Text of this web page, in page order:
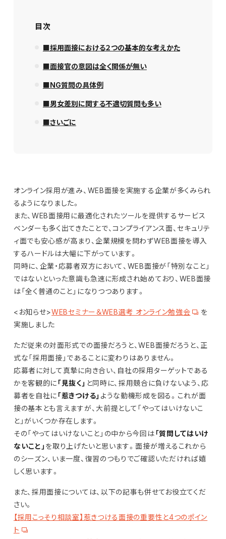
目次
■採用面接における２つの基本的な考えかた
■面接官の意図は全く関係が無い
■NG質問の具体例
■男女差別に関する不適切質問も多い
■さいごに
オンライン採用が進み、WEB面接を実施する企業が多くみられ
るようになりました。
また、WEB面接用に最適化されたツールを提供するサービス
ベンダーも多く出てきたことで、コンプライアンス面、セキュリテ
ィ面でも安心感が高まり、企業規模を問わずWEB面接を導入
するハードルは大幅に下がっています。
同時に、企業・応募者双方において、WEB面接が「特別なこと」
ではないといった意識も急速に形成され始めており、WEB面接
は「全く普通のこと」になりつつあります。
<お知らせ>WEBセミナー＆WEB選考 オンライン勉強会
を
実施しました
ただ従来の対面形式での面接だろうと、WEB面接だろうと、正
式な「採用面接」であることに変わりはありません。
応募者に対して真摯に向き合い、自社の採用ターゲットである
かを客観的に「見抜く」 と同時に、採用競合に負けないよう、応
募者を自社に「惹きつける」 ような動機形成を図る。これが面
接の基本とも言えますが、大前提として「やってはいけないこ
と」がいくつか存在します。
その「やってはいけないこと」の中から今回は「質問してはいけ
ないこと」 を取り上げたいと思います。面接が増えるこれから
のシーズン、いま一度、復習のつもりでご確認いただければ嬉
しく思います。
また、採用面接については、以下の記事も併せてお役立てくだ
さい。
【採用こっそり相談室】惹きつける面接の重要性と4つのポイン
ト